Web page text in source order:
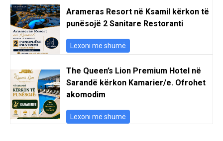
Arameras Resort në Ksamil kërkon të
punësojë 2 Sanitare Restoranti
Lexoni më shumë
The Queen’s Lion Premium Hotel në
Sarandë kërkon Kamarier/e. Ofrohet
akomodim
Lexoni më shumë